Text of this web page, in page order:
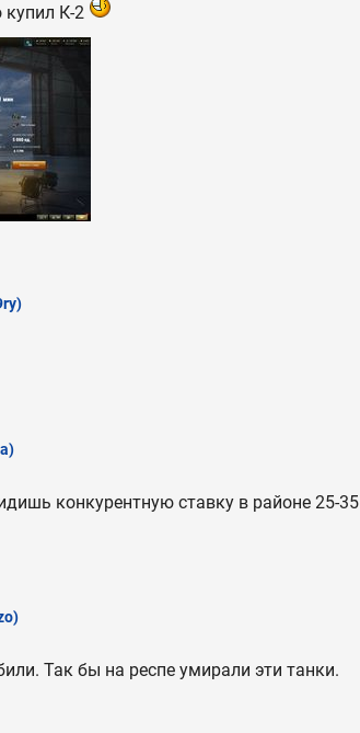
купил К-2
конкурентную ставку в районе 25-
Так бы на респе умирали эти танки.